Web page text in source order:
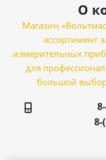
О
Магазин
ассортимент
измерительных
для
большой
8-